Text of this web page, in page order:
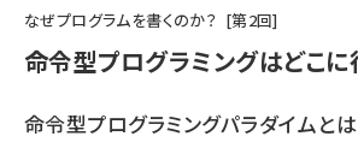
加藤銘のチーム貢献～仲間と築い
北海道をのんびり旅する晴山佳須
なぜプログラムを書くのか？ 第2回
命令型プログラミングはどこに
命令型プログラミングパラダイム